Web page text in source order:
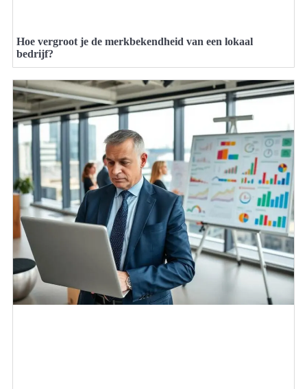
Hoe vergroot je de merkbekendheid van een lokaal
bedrijf?